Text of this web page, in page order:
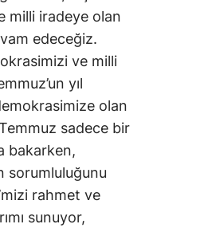
milli iradeye olan
edeceğiz.
ve milli
yıl
olan
sadece bir
bakarken,
sorumluluğunu
rahmet ve
sunuyor,